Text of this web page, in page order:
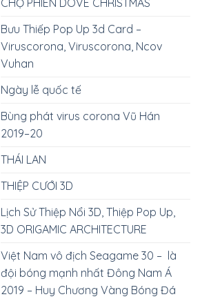
Bưu Thiếp Pop Up 3d Card –
Viruscorona, Viruscorona, Ncov
Vuhan
Ngày lễ quốc tế
Bùng phát virus corona Vũ Hán
2019–20
THÁI LAN
THIỆP CƯỚI 3D
Lịch Sử Thiệp Nổi 3D, Thiệp Pop Up,
3D ORIGAMIC ARCHITECTURE
Việt Nam vô địch Seagame 30 – là
đội bóng mạnh nhất Đông Nam Á
2019 – Huy Chương Vàng Bóng Đá